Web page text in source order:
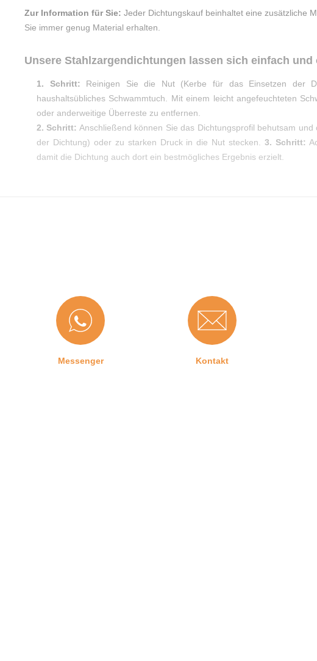
Zur Information für Sie: Jeder Dichtungskauf beinhaltet eine zusätzliche
Sie immer genug Material erhalten.
Unsere Stahlzargendichtungen lassen sich einfach
1. Schritt: Reinigen Sie die Nut (Kerbe für das Einsetzen der
haushaltsübliches Schwammtuch. Mit einem leicht angefeuchteten
oder anderweitige Überreste zu entfernen.
2. Schritt: Anschließend können Sie das Dichtungsprofil behutsam
der Dichtung) oder zu starken Druck in die Nut stecken.3. Schritt:
damit die Dichtung auch dort ein bestmögliches Ergebnis erzielt.
Messenger Kontakt